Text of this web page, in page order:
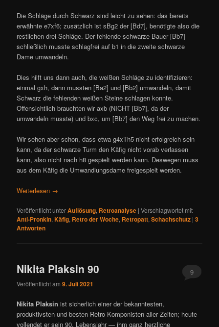
Die Schläge durch Schwarz sind leicht zu sehen: das bereits
erwähnte e7xf6; zusätzlich ist sBg2 der [Bd7], benötigte also die
restlichen drei Schläge. Der fehlende schwarze Bauer [Bb7]
schließlich musste schlagfrei auf b1 in die zweite schwarze
Dame umwandeln.
Dies hilft uns dann auch, die weißen Schläge zu identifizieren:
einmal gxh, dann mussten [Ba2] und [Bb2] umwandeln, damit
Schwarz die fehlenden weißen Steine schlagen konnte.
Offensichtlich brauchten wir axb (NICHT [Bb7], da der
umwandeln musste) und bxc, um [Bb7] den Weg frei zu machen.
Wir sehen aber schon, dass etwa g4xTh5 nicht erfolgreich sein
kann, da der schwarze Turm den Käfig nicht vorab verlassen
kann, also nicht nach h8 gespielt werden kann. Deswegen muss
aus dem Käfig die Umwandlungsdame freigespielt werden.
Weiterlesen →
Veröffentlicht unterAuflösung, Retroanalyse |Verschlagwortet mit
Anti-Pronkin,Käfig, Retro der Woche, Retropatt,Schachschutz |3
Antworten
Nikita Plaksin 90
Veröffentlicht am9. Juli 2021
9
Nikita Plaksin ist sicherlich einer der bekanntesten,
produktivsten und besten Retro-Komponisten aller Zeiten; heute
vollendet er sein 90. Lebensjahr — ihm ganz herzliche